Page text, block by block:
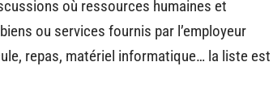
où ressources humaines et
ou services fournis par l’employeur
repas, matériel informatique… la liste est